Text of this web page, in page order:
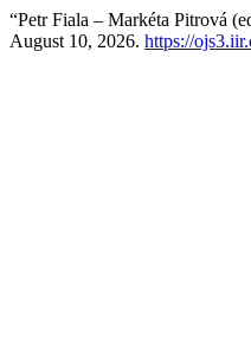
“Petr Fiala – Markéta Pitrová
August 10, 2026. https://